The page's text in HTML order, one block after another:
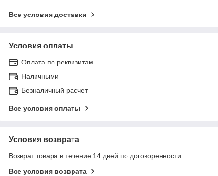
Все условия доставки
Условия оплаты
Оплата по реквизитам
Наличными
Безналичный расчет
Все условия оплаты
Условия возврата
Возврат товара в течение 14 дней по договоренности
Все условия возврата